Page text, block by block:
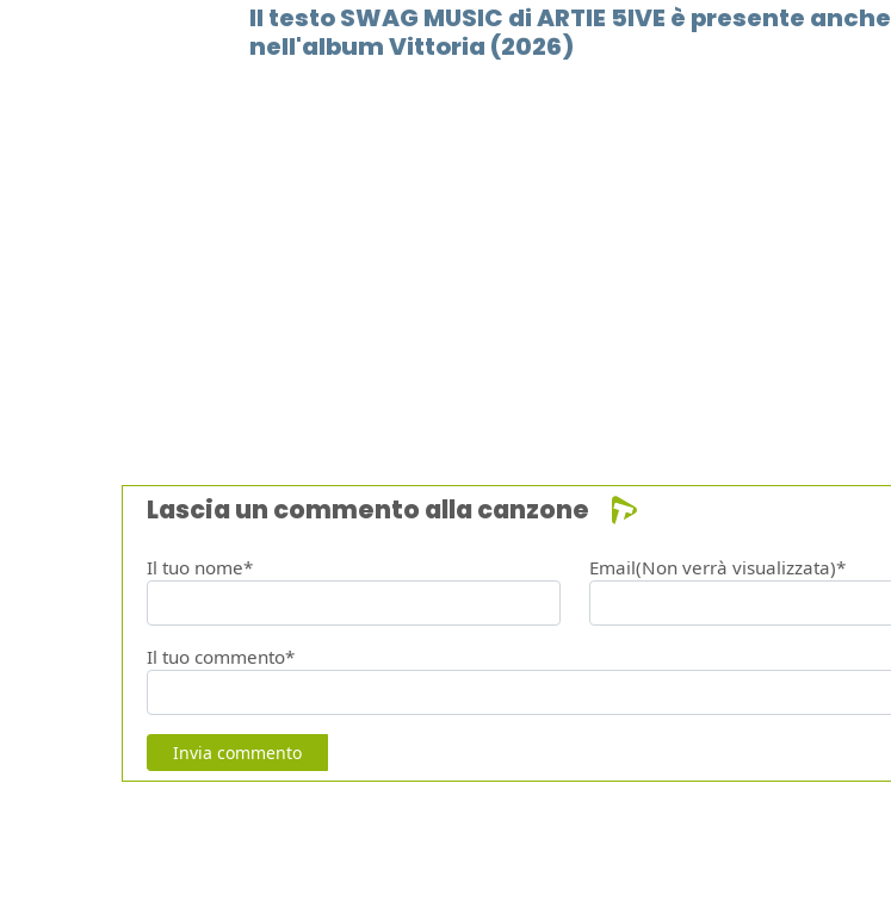
Il testo SWAG MUSIC di ARTIE 5IVE è presente anche
nell'album Vittoria (2026)
Lascia un commento alla canzone
Il tuo nome* Email(Non verrà visualizzata)*
Il tuo commento*
Invia commento